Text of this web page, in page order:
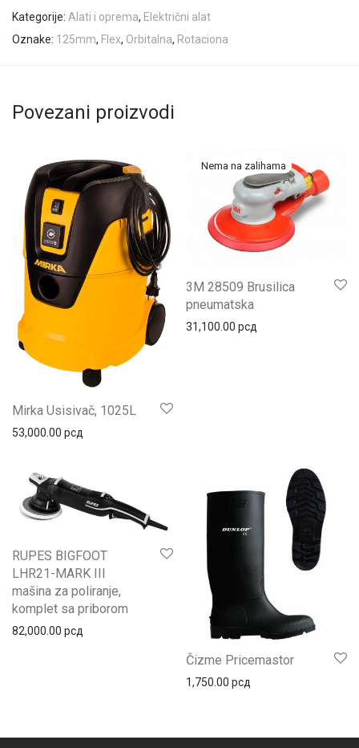
Kategorije: Alati i oprema, Električni alat
Oznake: 125mm, Flex, Orbitalna, Rotaciona
Povezani proizvodi
Mirka Usisivač, 1025L
53,000.00 рсд
3M 28509 Brusilica
pneumatska
31,100.00 рсд
RUPES BIGFOOT
LHR21-MARK III
mašina za poliranje,
komplet sa priborom
82,000.00 рсд
Čizme Pricemastor
1,750.00 рсд